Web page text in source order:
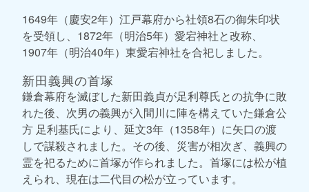
1649年（慶安2年）江戸幕府から社領8石の御朱印状
を受領し、1872年（明治5年）愛宕神社と改称、
1907年（明治40年）東愛宕神社を合祀しました。
新田義興の首塚
鎌倉幕府を滅ぼした新田義貞が足利尊氏との抗争に敗
れた後、次男の義興が入間川に陣を構えていた鎌倉公
方 足利基氏により、延文3年（1358年）に矢口の渡
しで謀殺されました。その後、災害が相次ぎ、義興の
霊を祀るために首塚が作られました。首塚には松が植
えられ、現在は二代目の松が立っています。